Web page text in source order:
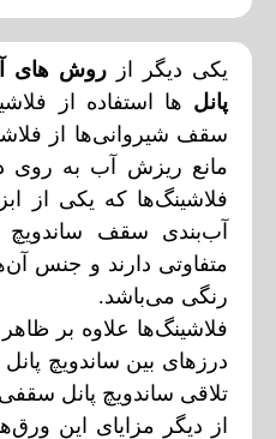
یکی دیگر از روش های
پانل ها استفاده از
سقف شیروانی‌ها از
مانع ریزش آب به روی
فلاشینگ‌ها که یکی از
آب‌بندی سقف ساندویچ
متفاوتی دارند و جنس
رنگی می‌باشد.
فلاشینگ‌ها علاوه بر ظاهر
درز‌های بین ساندویچ
تلاقی ساندویچ پانل
از دیگر مزایای این